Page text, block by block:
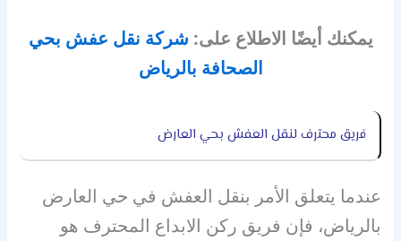
يمكنك أيضًا الاطلاع على: شركة نقل عفش بحي
الصحافة بالرياض
فريق محترف لنقل العفش بحي العارض
عندما يتعلق الأمر بنقل العفش في حي العارض
بالرياض، فإن فريق ركن الابداع المحترف هو